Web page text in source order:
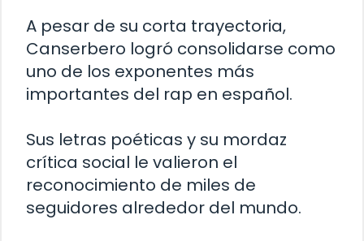
A pesar de su corta trayectoria,
Canserbero logró consolidarse como
uno de los exponentes más
importantes del rap en español.
Sus letras poéticas y su mordaz
crítica social le valieron el
reconocimiento de miles de
seguidores alrededor del mundo.